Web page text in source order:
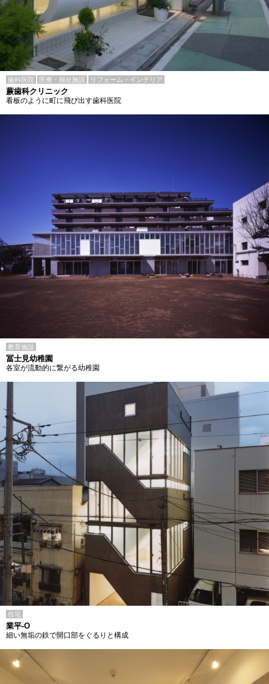
歯科医院 医療・福祉施設 リフォーム・インテリア
蕨歯科クリニック
看板のように町に飛び出す歯科医院
教育施設
冨士見幼稚園
各室が流動的に繋がる幼稚園
住宅
業平-O
細い無垢の鉄で開口部をぐるりと構成